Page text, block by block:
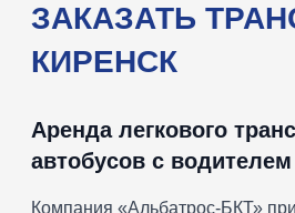
ЗАКАЗАТЬ
КИРЕНСК
Аренда легкового
автобусов с водителем
Компания «Альбатрос-БКТ»